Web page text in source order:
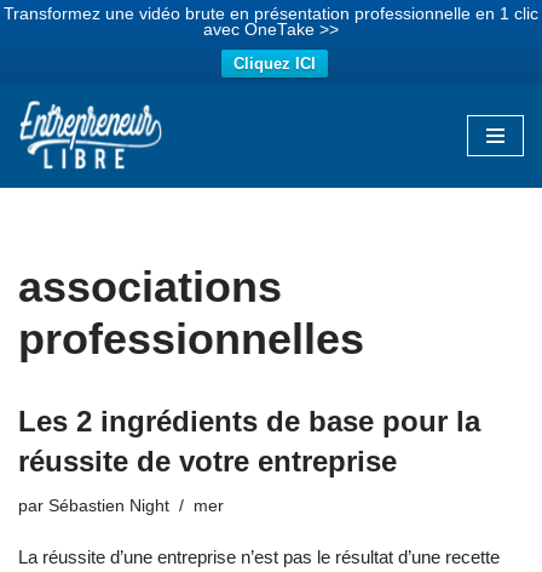
Transformez une vidéo brute en présentation professionnelle en 1 clic
avec OneTake >>
Cliquez ICI
Aller
associations
professionnelles
Les 2 ingrédients de base pour la
réussite de votre entreprise
par Sébastien Night mer
La réussite d’une entreprise n’est pas le résultat d’une recette